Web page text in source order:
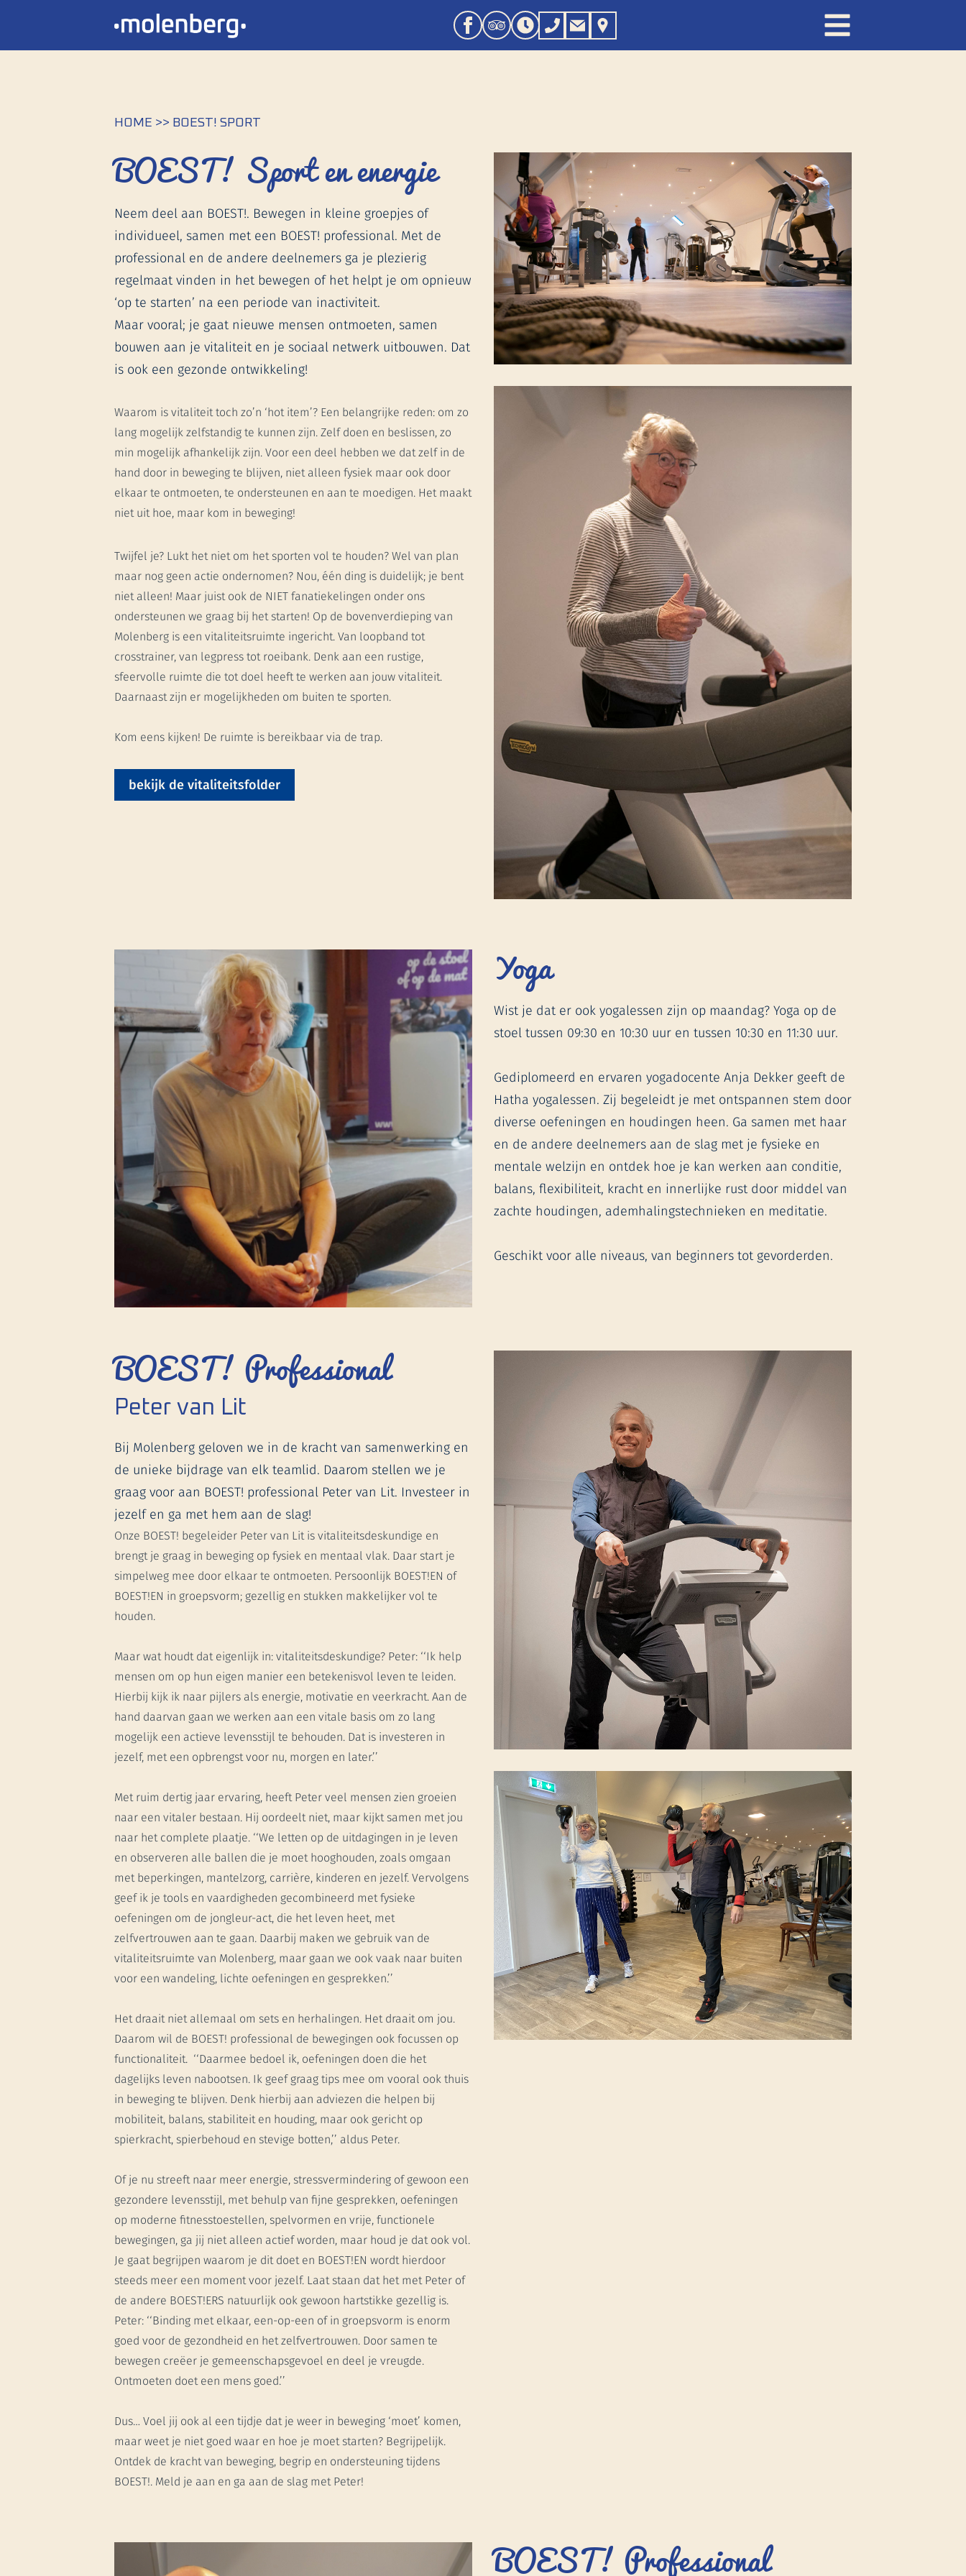
HOME >> BOEST! SPORT
BOEST! Sport en energie
Neem deel aan BOEST!. Bewegen in kleine groepjes of
individueel, samen met een BOEST! professional. Met de
professional en de andere deelnemers ga je plezierig
regelmaat vinden in het bewegen of het helpt je om opnieuw
‘op te starten’ na een periode van inactiviteit.
Maar vooral; je gaat nieuwe mensen ontmoeten, samen
bouwen aan je vitaliteit en je sociaal netwerk uitbouwen. Dat
is ook een gezonde ontwikkeling!
Waarom is vitaliteit toch zo’n ‘hot item’? Een belangrijke reden: om zo
lang mogelijk zelfstandig te kunnen zijn. Zelf doen en beslissen, zo
min mogelijk afhankelijk zijn. Voor een deel hebben we dat zelf in de
hand door in beweging te blijven, niet alleen fysiek maar ook door
elkaar te ontmoeten, te ondersteunen en aan te moedigen. Het maakt
niet uit hoe, maar kom in beweging!
Twijfel je? Lukt het niet om het sporten vol te houden? Wel van plan
maar nog geen actie ondernomen? Nou, één ding is duidelijk; je bent
niet alleen! Maar juist ook de NIET fanatiekelingen onder ons
ondersteunen we graag bij het starten! Op de bovenverdieping van
Molenberg is een vitaliteitsruimte ingericht. Van loopband tot
crosstrainer, van legpress tot roeibank. Denk aan een rustige,
sfeervolle ruimte die tot doel heeft te werken aan jouw vitaliteit.
Daarnaast zijn er mogelijkheden om buiten te sporten.
Kom eens kijken! De ruimte is bereikbaar via de trap.
bekijk de vitaliteitsfolder
Yoga
Wist je dat er ook yogalessen zijn op maandag? Yoga op de
stoel tussen 09:30 en 10:30 uur en tussen 10:30 en 11:30 uur.
Gediplomeerd en ervaren yogadocente Anja Dekker geeft de
Hatha yogalessen. Zij begeleidt je met ontspannen stem door
diverse oefeningen en houdingen heen. Ga samen met haar
en de andere deelnemers aan de slag met je fysieke en
mentale welzijn en ontdek hoe je kan werken aan conditie,
balans, flexibiliteit, kracht en innerlijke rust door middel van
zachte houdingen, ademhalingstechnieken en meditatie.
Geschikt voor alle niveaus, van beginners tot gevorderden.
BOEST! Professional
Peter van Lit
Bij Molenberg geloven we in de kracht van samenwerking en
de unieke bijdrage van elk teamlid. Daarom stellen we je
graag voor aan BOEST! professional Peter van Lit. Investeer in
jezelf en ga met hem aan de slag!
Onze BOEST! begeleider Peter van Lit is vitaliteitsdeskundige en
brengt je graag in beweging op fysiek en mentaal vlak. Daar start je
simpelweg mee door elkaar te ontmoeten. Persoonlijk BOEST!EN of
BOEST!EN in groepsvorm; gezellig en stukken makkelijker vol te
houden.
Maar wat houdt dat eigenlijk in: vitaliteitsdeskundige? Peter: ‘‘Ik help
mensen om op hun eigen manier een betekenisvol leven te leiden.
Hierbij kijk ik naar pijlers als energie, motivatie en veerkracht. Aan de
hand daarvan gaan we werken aan een vitale basis om zo lang
mogelijk een actieve levensstijl te behouden. Dat is investeren in
jezelf, met een opbrengst voor nu, morgen en later.’’
Met ruim dertig jaar ervaring, heeft Peter veel mensen zien groeien
naar een vitaler bestaan. Hij oordeelt niet, maar kijkt samen met jou
naar het complete plaatje. ‘‘We letten op de uitdagingen in je leven
en observeren alle ballen die je moet hooghouden, zoals omgaan
met beperkingen, mantelzorg, carrière, kinderen en jezelf. Vervolgens
geef ik je tools en vaardigheden gecombineerd met fysieke
oefeningen om de jongleur-act, die het leven heet, met
zelfvertrouwen aan te gaan. Daarbij maken we gebruik van de
vitaliteitsruimte van Molenberg, maar gaan we ook vaak naar buiten
voor een wandeling, lichte oefeningen en gesprekken.’’
Het draait niet allemaal om sets en herhalingen. Het draait om jou.
Daarom wil de BOEST! professional de bewegingen ook focussen op
functionaliteit. ‘‘Daarmee bedoel ik, oefeningen doen die het
dagelijks leven nabootsen. Ik geef graag tips mee om vooral ook thuis
in beweging te blijven. Denk hierbij aan adviezen die helpen bij
mobiliteit, balans, stabiliteit en houding, maar ook gericht op
spierkracht, spierbehoud en stevige botten,’’ aldus Peter.
Of je nu streeft naar meer energie, stressvermindering of gewoon een
gezondere levensstijl, met behulp van fijne gesprekken, oefeningen
op moderne fitnesstoestellen, spelvormen en vrije, functionele
bewegingen, ga jij niet alleen actief worden, maar houd je dat ook vol.
Je gaat begrijpen waarom je dit doet en BOEST!EN wordt hierdoor
steeds meer een moment voor jezelf. Laat staan dat het met Peter of
de andere BOEST!ERS natuurlijk ook gewoon hartstikke gezellig is.
Peter: ‘‘Binding met elkaar, een-op-een of in groepsvorm is enorm
goed voor de gezondheid en het zelfvertrouwen. Door samen te
bewegen creëer je gemeenschapsgevoel en deel je vreugde.
Ontmoeten doet een mens goed.’’
Dus… Voel jij ook al een tijdje dat je weer in beweging ‘moet’ komen,
maar weet je niet goed waar en hoe je moet starten? Begrijpelijk.
Ontdek de kracht van beweging, begrip en ondersteuning tijdens
BOEST!. Meld je aan en ga aan de slag met Peter!
BOEST! Professional